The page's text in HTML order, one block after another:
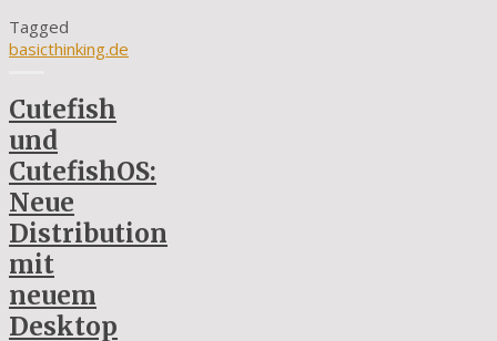
Tagged
basicthinking.de
Cutefish
und
CutefishOS:
Neue
Distribution
mit
neuem
Desktop